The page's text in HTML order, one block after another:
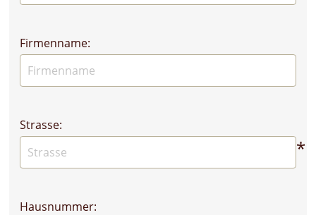
Firmenname:
Strasse:
*
Hausnummer: